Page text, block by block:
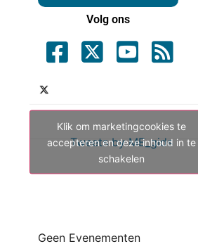
Volg ons
Tweets by ME_gids
Klik om marketingcookies te
accepteren en deze inhoud in te
schakelen
Geen Evenementen